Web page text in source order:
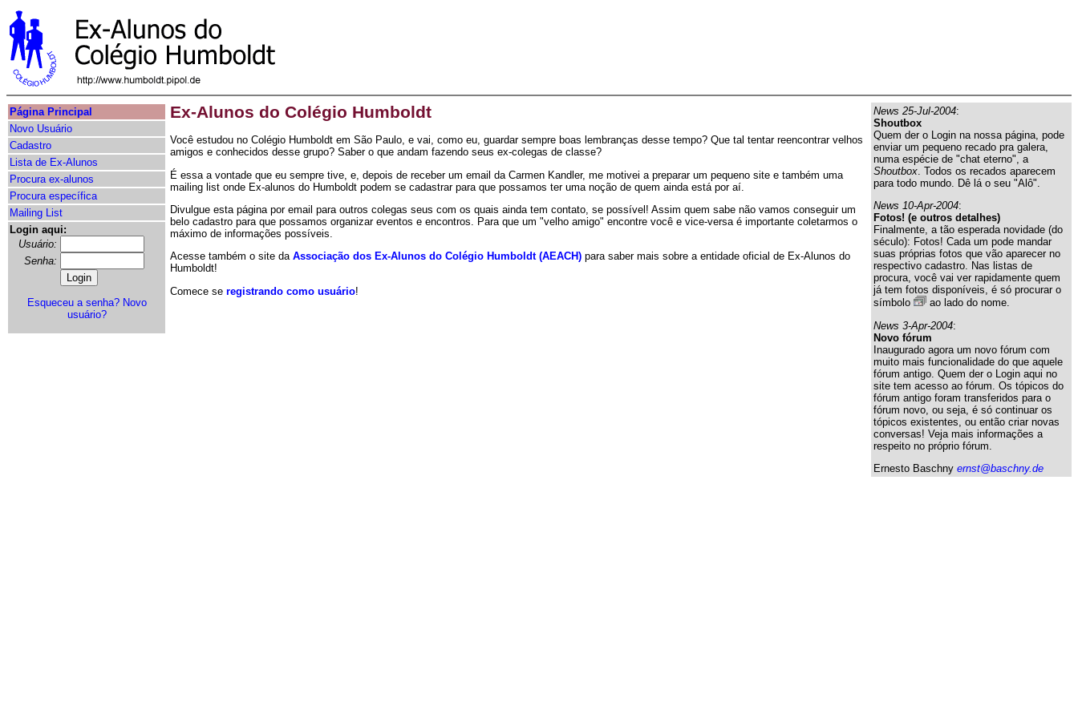
Página Principal
Novo Usuário
Cadastro
Lista de Ex-Alunos
Procura ex-alunos
Procura específica
Mailing List
Login aqui:
Usuário:
Senha:
Esqueceu a senha? Novo
usuário?
News 25-Jul-2004:
Shoutbox
Quem der o Login na nossa página, pode
enviar um pequeno recado pra galera,
numa espécie de "chat eterno", a
Shoutbox. Todos os recados aparecem
para todo mundo. Dê lá o seu "Alô".
News 10-Apr-2004:
Fotos! (e outros detalhes)
Finalmente, a tão esperada novidade (do
século): Fotos! Cada um pode mandar
suas próprias fotos que vão aparecer no
respectivo cadastro. Nas listas de
procura, você vai ver rapidamente quem
já tem fotos disponíveis, é só procurar o
símbolo
ao lado do nome.
News 3-Apr-2004:
Novo fórum
Inaugurado agora um novo fórum com
muito mais funcionalidade do que aquele
fórum antigo. Quem der o Login aqui no
site tem acesso ao fórum. Os tópicos do
fórum antigo foram transferidos para o
fórum novo, ou seja, é só continuar os
tópicos existentes, ou então criar novas
conversas! Veja mais informações a
respeito no próprio fórum.
Ernesto Baschny ernst@baschny.de
Ex-Alunos do Colégio Humboldt
Você estudou no Colégio Humboldt em São Paulo, e vai, como eu, guardar sempre boas lembranças desse tempo? Que tal tentar reencontrar velhos
amigos e conhecidos desse grupo? Saber o que andam fazendo seus ex-colegas de classe?
É essa a vontade que eu sempre tive, e, depois de receber um email da Carmen Kandler, me motivei a preparar um pequeno site e também uma
mailing list onde Ex-alunos do Humboldt podem se cadastrar para que possamos ter uma noção de quem ainda está por aí.
Divulgue esta página por email para outros colegas seus com os quais ainda tem contato, se possível! Assim quem sabe não vamos conseguir um
belo cadastro para que possamos organizar eventos e encontros. Para que um "velho amigo" encontre você e vice-versa é importante coletarmos o
máximo de informações possíveis.
Acesse também o site da Associação dos Ex-Alunos do Colégio Humboldt (AEACH) para saber mais sobre a entidade oficial de Ex-Alunos do
Humboldt!
Comece se registrando como usuário!